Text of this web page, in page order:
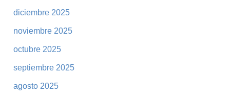
diciembre 2025
noviembre 2025
octubre 2025
septiembre 2025
agosto 2025